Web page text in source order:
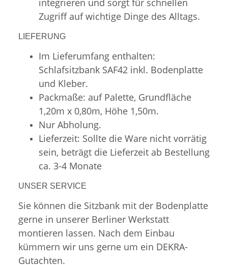
Zugriff auf wichtige Dinge des Alltags.
LIEFERUNG
Im Lieferumfang enthalten:
Schlafsitzbank SAF42 inkl. Bodenplatte
und Kleber.
Packmaße: auf Palette, Grundfläche
1,20m x 0,80m, Höhe 1,50m.
Nur Abholung.
Lieferzeit: Sollte die Ware nicht vorrätig
sein, beträgt die Lieferzeit ab Bestellung
ca. 3-4 Monate
UNSER SERVICE
Sie können die Sitzbank mit der Bodenplatte
gerne in unserer Berliner Werkstatt
montieren lassen. Nach dem Einbau
kümmern wir uns gerne um ein DEKRA-
Gutachten.